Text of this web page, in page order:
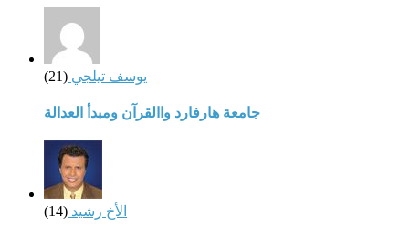
يوسف تيلجي (21)
جامعة هارفارد واالقرآن ومبدأ العدالة
الأخ رشيد (14)